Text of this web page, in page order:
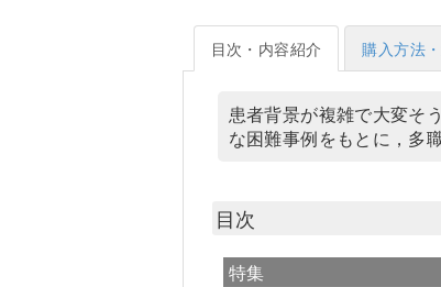
目次・内容紹介 購入方法
患者背景が複雑で大変そ
な困難事例をもとに，多
目次
特集